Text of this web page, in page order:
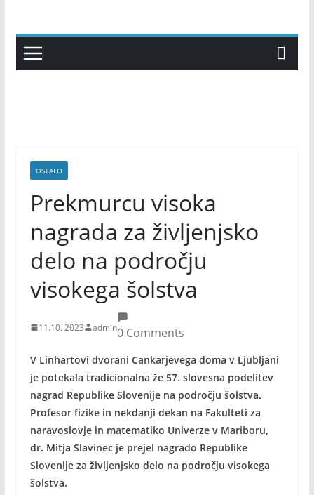
content
OSTALO
Prekmurcu visoka
nagrada za življenjsko
delo na področju
visokega šolstva
11.10. 2023 admin0 Comments
V Linhartovi dvorani Cankarjevega doma v Ljubljani
je potekala tradicionalna že 57. slovesna podelitev
nagrad Republike Slovenije na področju šolstva.
Profesor fizike in nekdanji dekan na Fakulteti za
naravoslovje in matematiko Univerze v Mariboru,
dr. Mitja Slavinec je prejel nagrado Republike
Slovenije za življenjsko delo na področju visokega
šolstva.